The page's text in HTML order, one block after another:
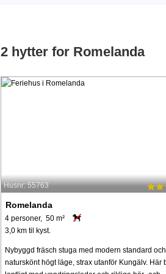
2 hytter for Romelanda
Husnr: 55763
Romelanda
4 personer, 50 m²
3,0 km til kyst.
Nybyggd fräsch stuga med modern standard och
naturskönt högt läge, strax utanför Kungälv. Här